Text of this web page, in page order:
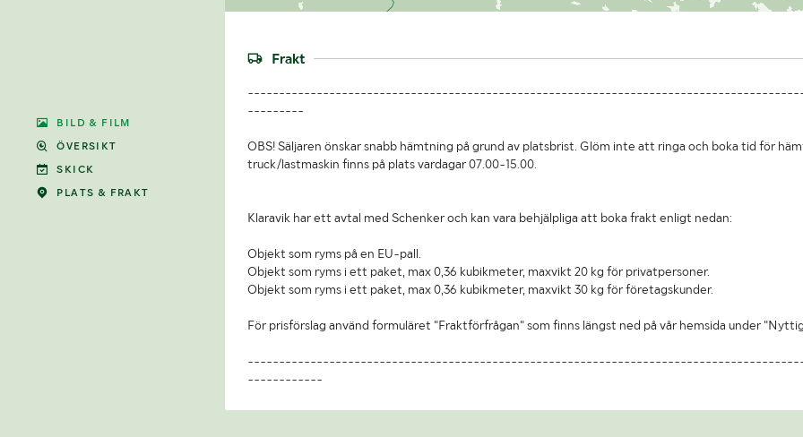
BILD & FILM
ÖVERSIKT
SKICK
PLATS & FRAKT
Frakt
---------
OBS! Säljaren önskar snabb hämtning på grund av platsbrist. Glöm inte att ringa och boka tid för
truck/lastmaskin finns på plats vardagar 07.00-15.00.
Klaravik har ett avtal med Schenker och kan vara behjälpliga att boka frakt enligt nedan:
Objekt som ryms på en EU-pall.
Objekt som ryms i ett paket, max 0,36 kubikmeter, maxvikt 20 kg för privatpersoner.
Objekt som ryms i ett paket, max 0,36 kubikmeter, maxvikt 30 kg för företagskunder.
För prisförslag använd formuläret "Fraktförfrågan" som finns längst ned på vår hemsida under
------------